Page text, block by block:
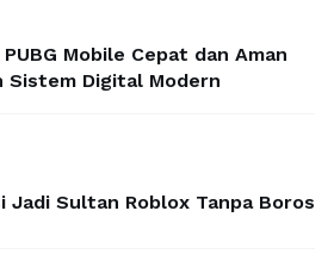
PUBG Mobile Cepat dan Aman
Sistem Digital Modern
Jadi Sultan Roblox Tanpa Boros